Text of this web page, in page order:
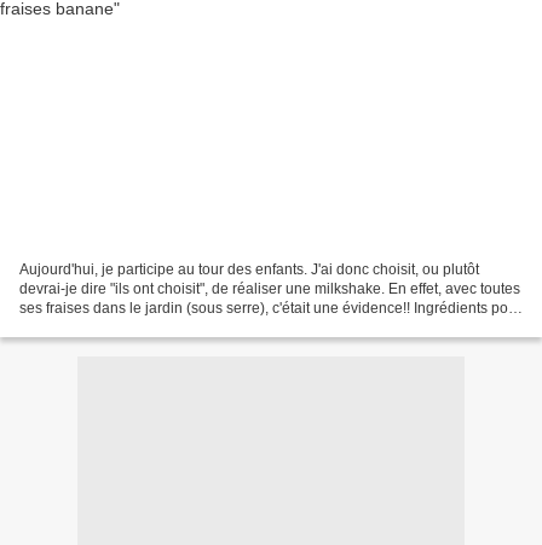
Aujourd'hui, je participe au tour des enfants. J'ai donc choisit, ou plutôt
devrai-je dire "ils ont choisit", de réaliser une milkshake. En effet, avec toutes
ses fraises dans le jardin (sous serre), c'était une évidence!! Ingrédients pour